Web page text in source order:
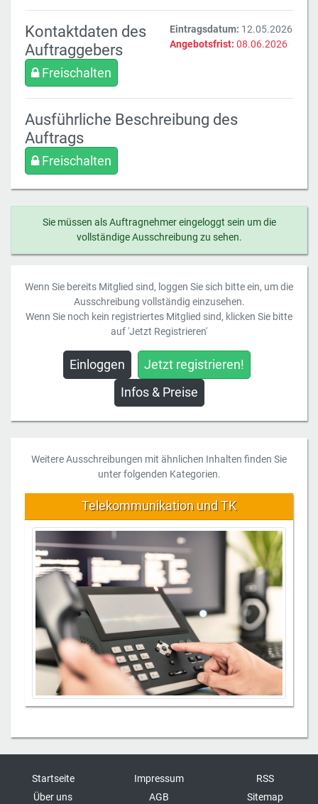
Kontaktdaten des
Auftraggebers
Freischalten
Eintragsdatum: 12.05.2026
Angebotsfrist: 08.06.2026
Ausführliche Beschreibung des
Auftrags
Freischalten
Sie müssen als Auftragnehmer eingeloggt sein um die
vollständige Ausschreibung zu sehen.
Wenn Sie bereits Mitglied sind, loggen Sie sich bitte ein, um die
Ausschreibung vollständig einzusehen.
Wenn Sie noch kein registriertes Mitglied sind, klicken Sie bitte
auf 'Jetzt Registrieren'
Einloggen
Jetzt registrieren!
Infos & Preise
Weitere Ausschreibungen mit ähnlichen Inhalten finden Sie
unter folgenden Kategorien.
Telekommunikation und TK
Startseite
Über uns
Impressum
AGB
RSS
Sitemap